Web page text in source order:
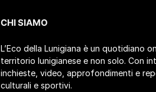
CHI SIAMO
L’Eco della Lunigiana è un quotidiano
territorio lunigianese e non solo. Con
inchieste, video, approfondimenti e
culturali e sportivi.